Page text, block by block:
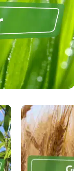
Liebeslocken
(bot.
Cortaderia
papyrus) oder
Ebenso finden
Sie sogar im
Jahr über mit
Detaillierte
Gräsern finden